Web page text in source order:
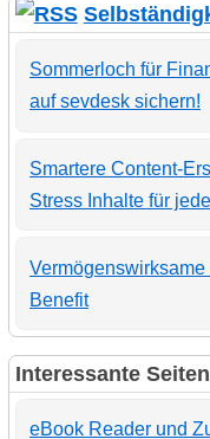
Sommerloch für
auf sevdesk sichern!
Smartere Content-
Stress Inhalte für
Benefit
Interessante Seiten
eBook Reader und